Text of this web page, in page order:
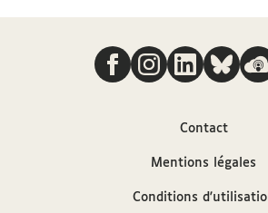
Titre
Lettre de Jules Claretie à la
Visconti, Saint-Pierre-du-Vauvray,
Nous suivre
Contact
Mentions légales
Conditions